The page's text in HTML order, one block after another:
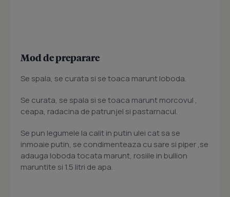
Mod de preparare
Se spala, se curata si se toaca marunt loboda.
Se curata, se spala si se toaca marunt morcovul ,
ceapa, radacina de patrunjel si pastarnacul.
Se pun legumele la calit in putin ulei cat sa se
inmoaie putin, se condimenteaza cu sare si piper ,se
adauga loboda tocata marunt, rosiile in bullion
maruntite si 1.5 litri de apa.